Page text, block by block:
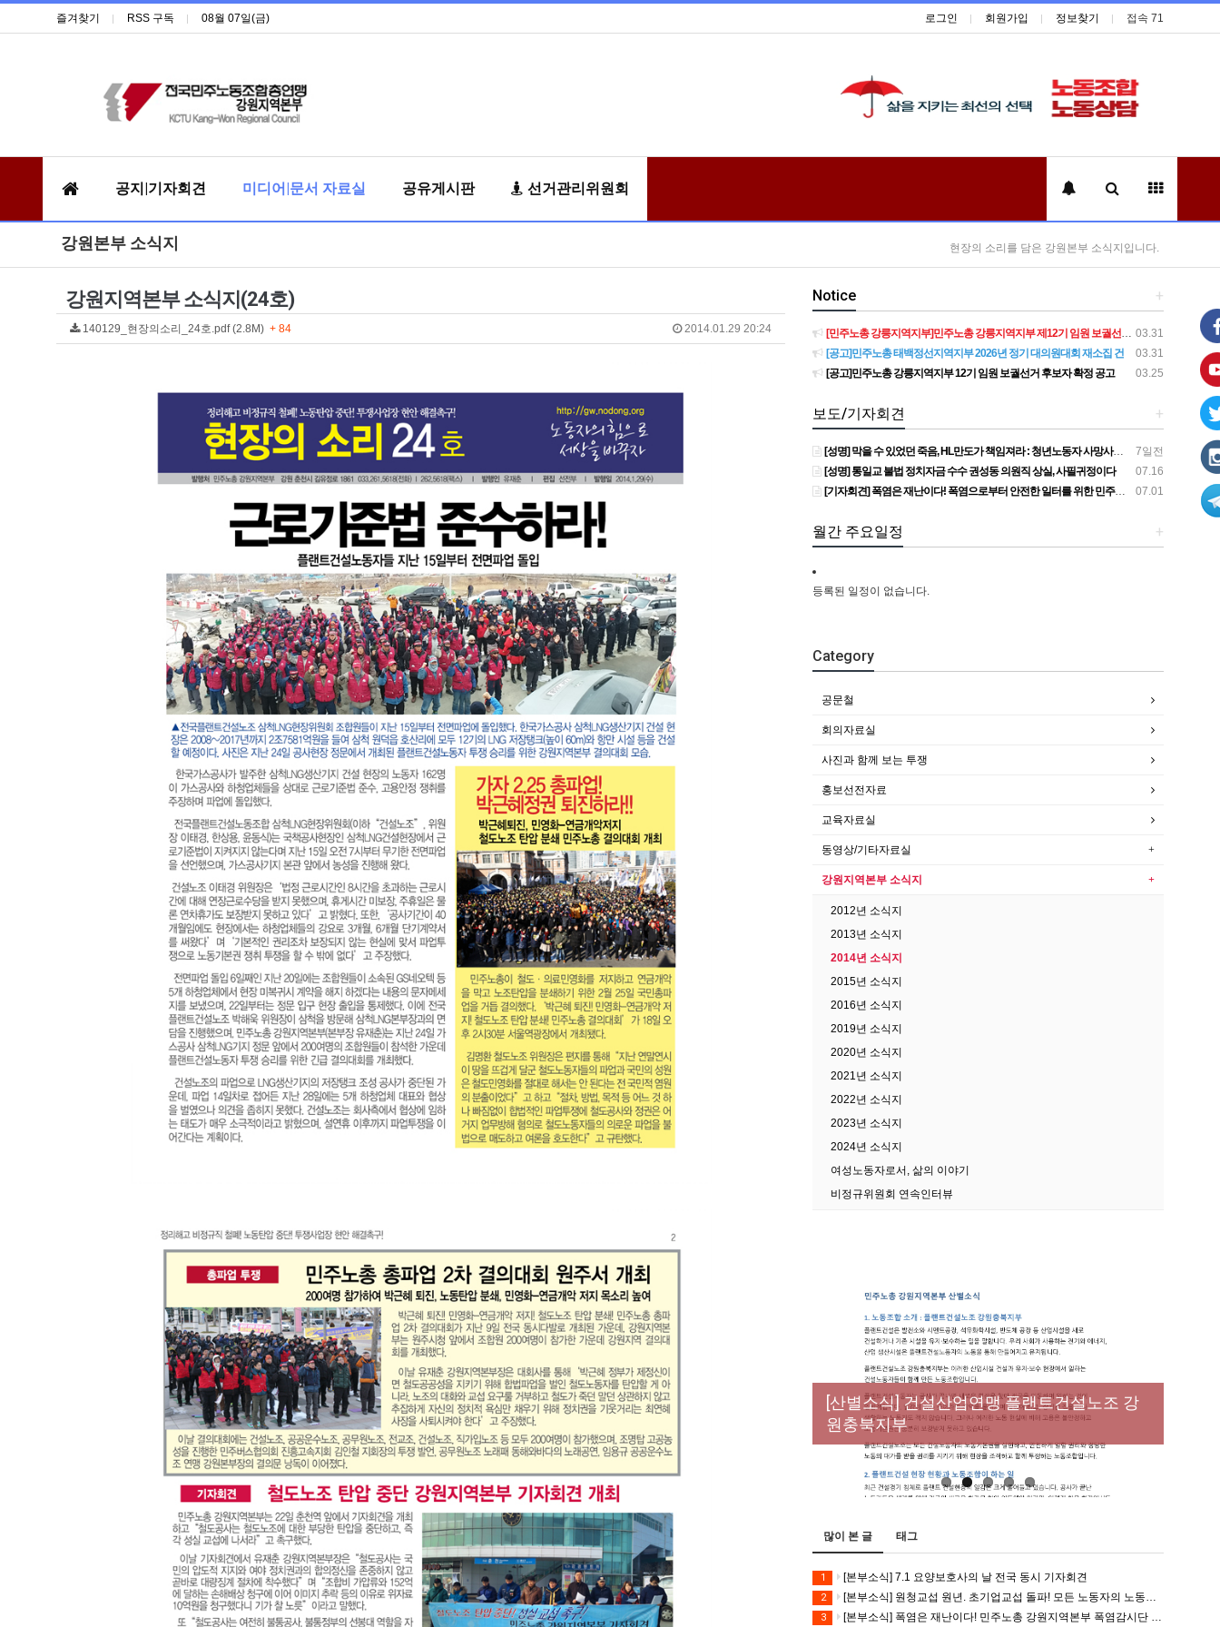
즐겨찾기 RSS 구독 08월 07일(금) 로그인 회원가입 정보찾기 접속 71
공지|기자회견 미디어|문서 자료실 공유게시판 선거관리위원회
강원본부 소식지 현장의 소리를 담은 강원본부 소식지입니다.
강원지역본부 소식지(24호)
2014.01.29 20:24
140129_현장의소리_24호.pdf (2.8M) + 84
+
Notice
03.31
[민주노총 강릉지역지부]민주노총 강릉지역지부 제12기 임원 보궐선거결과 공고
03.31
[공고]민주노총 태백정선지역지부 2026년 정기 대의원대회 재소집 건
03.25
[공고]민주노총 강릉지역지부 12기 임원 보궐선거 후보자 확정 공고
+
보도/기자회견
7일전
[성명] 막을 수 있었던 죽음, HL만도가 책임져라 : 청년노동자 사망사고의 철저한 진상규명과 재발방지 대책 마련하라
07.16
[성명] 통일교 불법 정치자금 수수 권성동 의원직 상실, 사필귀정이다
07.01
[기자회견] 폭염은 재난이다! 폭염으로부터 안전한 일터를 위한 민주노총 강원지역본부 폭염감시단 선포 기자회견
+
월간 주요일정
등록된 일정이 없습니다.
Category
공문철
회의자료실
사진과 함께 보는 투쟁
홍보선전자료
교육자료실
동영상/기타자료실
강원지역본부 소식지
2012년 소식지
2013년 소식지
2014년 소식지
2015년 소식지
2016년 소식지
2019년 소식지
2020년 소식지
2021년 소식지
2022년 소식지
2023년 소식지
2024년 소식지
여성노동자로서, 삶의 이야기
비정규위원회 연속인터뷰
[성명] 막을 수 있었던 죽음, HL만도가 책임져
라 : 청년노동자 사망사고의 철저한 진상규명
과 재발방지 대책 마련하라
[산별소식] 건설산업연맹 플랜트건설노조 강
원충북지부
[강릉,속초,원주,춘천] 폭염감시단 사업 이모저
모
[조합원☆인터뷰] 서비스연맹 전국학교비정
규직노동조합 강원지부 김유미 춘천지회장
[본부소식] 강원지역 노동자 합창단 모임
많이 본 글 태그
1 [본부소식] 7.1 요양보호사의 날 전국 동시 기자회견
2 [본부소식] 원청교섭 원년. 초기업교섭 돌파! 모든 노동자의 노동기본권 쟁취! 민주노총 7.15 총파업대회
3 [본부소식] 폭염은 재난이다! 민주노총 강원지역본부 폭염감시단 선포 기자회견